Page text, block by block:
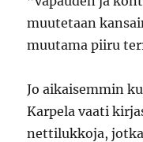
muutetaan
muutama piiru
Jo aikaisemmin
Karpela vaati
nettilukkoja,